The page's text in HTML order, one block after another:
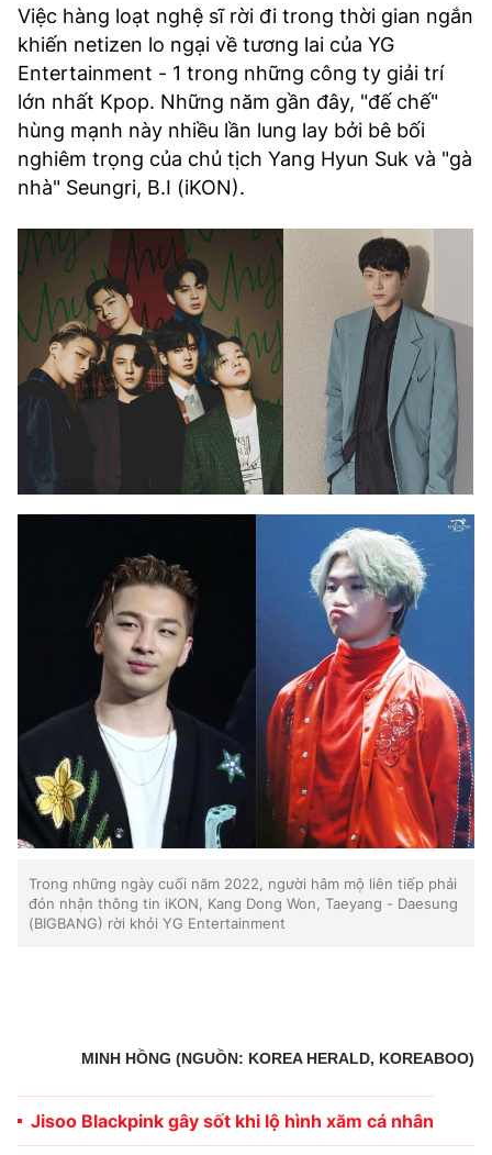
Việc hàng loạt nghệ sĩ rời đi trong thời gian ngắn
khiến netizen lo ngại về tương lai của YG
Entertainment - 1 trong những công ty giải trí
lớn nhất Kpop. Những năm gần đây, "đế chế"
hùng mạnh này nhiều lần lung lay bởi bê bối
nghiêm trọng của chủ tịch Yang Hyun Suk và "gà
nhà" Seungri, B.I (iKON).
Trong những ngày cuối năm 2022, người hâm mộ liên tiếp phải
đón nhận thông tin iKON, Kang Dong Won, Taeyang - Daesung
(BIGBANG) rời khỏi YG Entertainment
MINH HỒNG (NGUỒN: KOREA HERALD, KOREABOO)
Jisoo Blackpink gây sốt khi lộ hình xăm cá nhân